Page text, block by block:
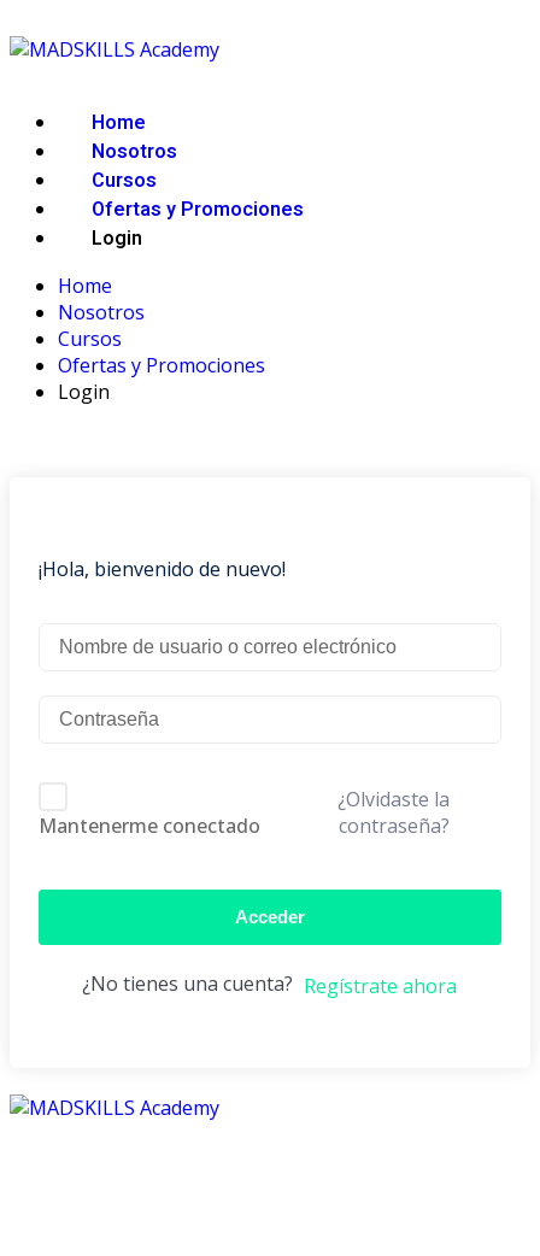
Home
Nosotros
Cursos
Ofertas y Promociones
Login
Home
Nosotros
Cursos
Ofertas y Promociones
Login
¡Hola, bienvenido de nuevo!
Mantenerme conectado
¿Olvidaste la
contraseña?
Acceder
¿No tienes una cuenta? Regístrate ahora